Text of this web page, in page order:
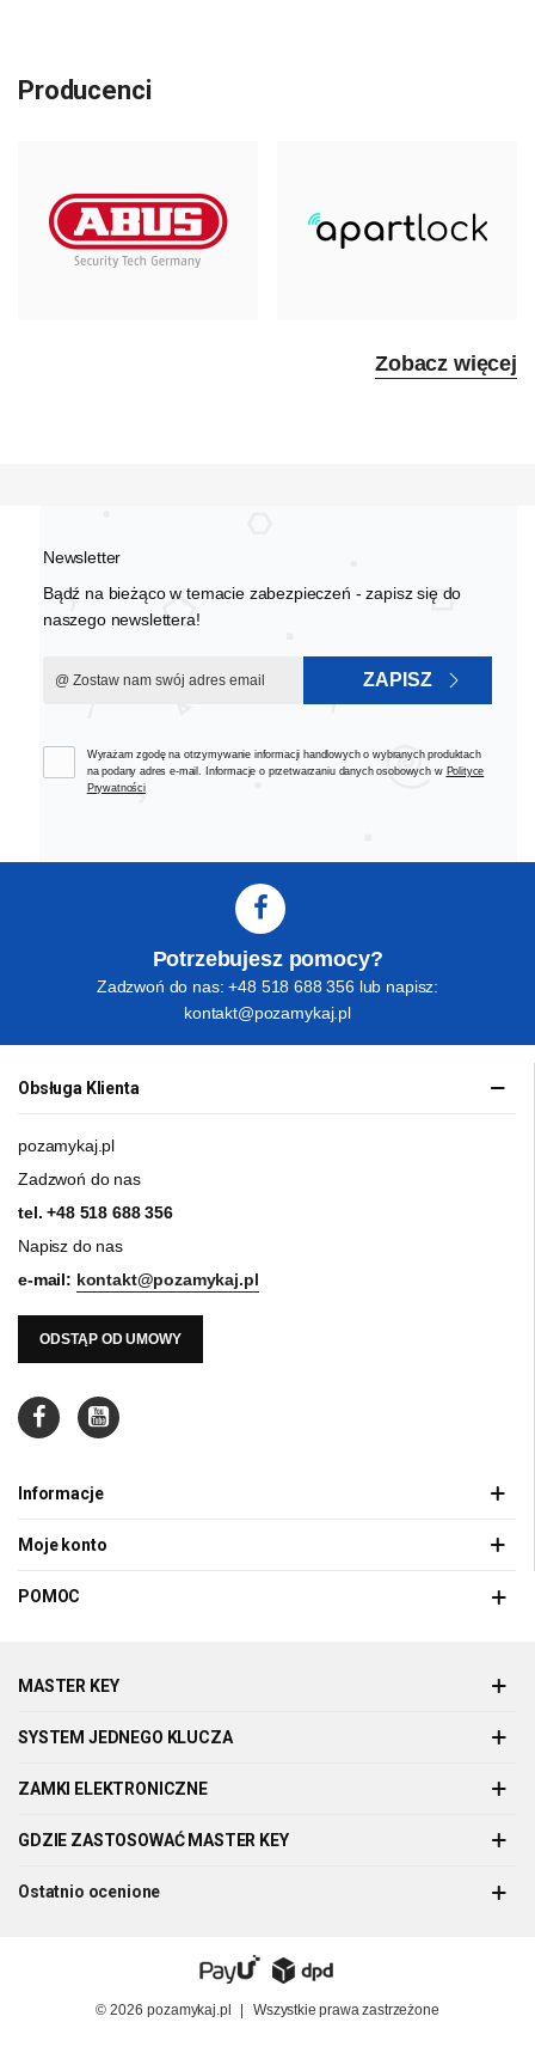
Producenci
Zobacz więcej
Newsletter
Bądź na bieżąco w temacie zabezpieczeń - zapisz się do
naszego newslettera!
ZAPISZ
Wyrażam zgodę na otrzymywanie informacji handlowych o wybranych produktach
na podany adres e-mail. Informacje o przetwarzaniu danych osobowych w Polityce
Prywatności
Potrzebujesz pomocy?
Zadzwoń do nas: +48 518 688 356 lub napisz:
kontakt@pozamykaj.pl
Obsługa Klienta
pozamykaj.pl
Zadzwoń do nas
tel.+48 518 688 356
Napisz do nas
e-mail: kontakt@pozamykaj.pl
ODSTĄP OD UMOWY
Informacje
Moje konto
POMOC
MASTER KEY
SYSTEM JEDNEGO KLUCZA
ZAMKI ELEKTRONICZNE
GDZIE ZASTOSOWAĆ MASTER KEY
Ostatnio ocenione
© 2026 pozamykaj.pl Wszystkie prawa zastrzeżone